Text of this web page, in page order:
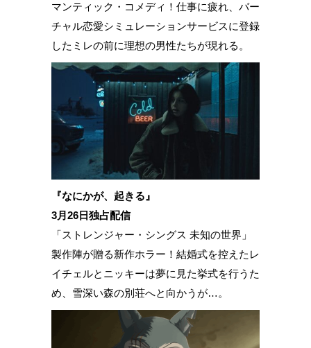
マンティック・コメディ！仕事に疲れ、バー
チャル恋愛シミュレーションサービスに登録
したミレの前に理想の男性たちが現れる。
『なにかが、起きる』
3月26日独占配信
「ストレンジャー・シングス 未知の世界」
製作陣が贈る新作ホラー！結婚式を控えたレ
イチェルとニッキーは夢に見た挙式を行うた
め、雪深い森の別荘へと向かうが…。